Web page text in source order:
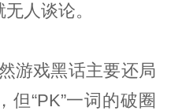
人谈论。
游戏黑话主要还局
但“PK”一词的破圈